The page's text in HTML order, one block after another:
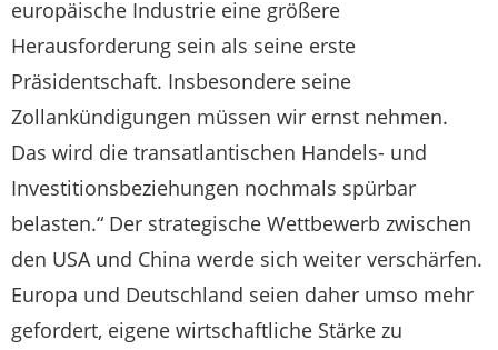
europäische Industrie eine größere
Herausforderung sein als seine erste
Präsidentschaft. Insbesondere seine
Zollankündigungen müssen wir ernst nehmen.
Das wird die transatlantischen Handels- und
Investitionsbeziehungen nochmals spürbar
belasten.“ Der strategische Wettbewerb zwischen
den USA und China werde sich weiter verschärfen.
Europa und Deutschland seien daher umso mehr
gefordert, eigene wirtschaftliche Stärke zu